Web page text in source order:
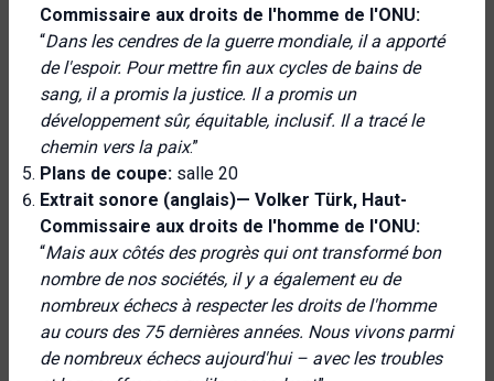
Commissaire aux droits de l'homme de l'ONU:
“Dans les cendres de la guerre mondiale, il a apporté
de l'espoir. Pour mettre fin aux cycles de bains de
sang, il a promis la justice. Il a promis un
développement sûr, équitable, inclusif. Il a tracé le
chemin vers la paix.”
Plans de coupe: salle 20
Extrait sonore (anglais)— Volker Türk, Haut-
Commissaire aux droits de l'homme de l'ONU:
“Mais aux côtés des progrès qui ont transformé bon
nombre de nos sociétés, il y a également eu de
nombreux échecs à respecter les droits de l'homme
au cours des 75 dernières années. Nous vivons parmi
de nombreux échecs aujourd'hui – avec les troubles